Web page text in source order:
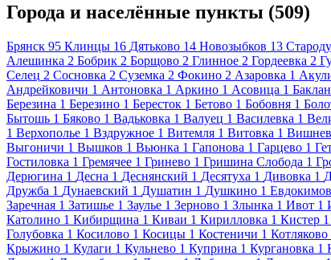
Города и населённые пункты (509)
Брянск 95 Клинцы 16 Дятьково 14 Новозыбков 13
Алешинка 2 Бобрик 2 Борщово 2 Глинное 2 Гордеевка 2
Селец 2 Сосновка 2 Суземка 2 Фокино 2 Азаровка 1
Андрейковичи 1 Антоновка 1 Аркино 1 Асовица 1
Березина 1 Березино 1 Бересток 1 Бетово 1 Бобовня 1
Бытошь 1 Бяково 1 Вадьковка 1 Валуец 1 Василевка 1
1 Верхополье 1 Вздружное 1 Витемля 1 Витовка 1
Выгоничи 1 Вышков 1 Вьюнка 1 Гапонова 1 Гарцево 1
Гостиловка 1 Гремячее 1 Гринево 1 Гришина Слобода 1
Дерюгина 1 Десна 1 Деснянский 1 Десятуха 1 Дивовка 1
Дружба 1 Дунаевский 1 Душатин 1 Душкино 1
Заречная 1 Затишье 1 Заулье 1 Зерново 1 Злынка 1 Ивот 1
Католино 1 Кибирщина 1 Киваи 1 Кирилловка 1 Кистер 1
Голубовка 1 Косилово 1 Косицы 1 Костеничи 1 Котляково
Крыжино 1 Кулаги 1 Кульнево 1 Куприна 1 Кургановка 1